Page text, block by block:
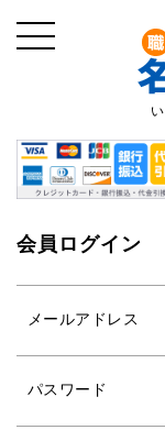
会員ログイン
メールアドレス
パスワード